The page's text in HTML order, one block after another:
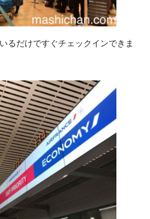
るだけですぐチェックインできま